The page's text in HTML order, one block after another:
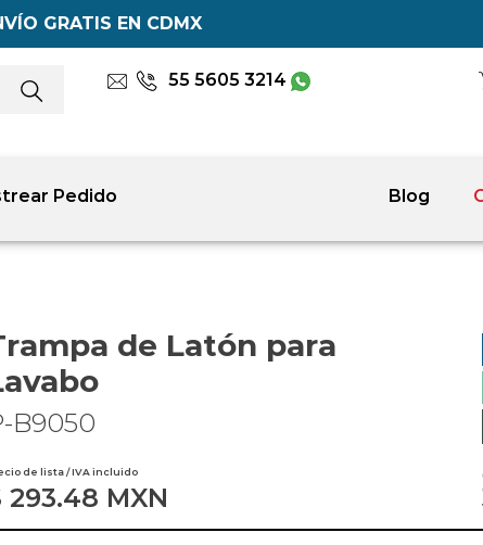
GRATIS EN CDMX
55 5605 3214
Pedido Blog
de Latón para
B9050
de lista / IVA incluido
293.48 MXN